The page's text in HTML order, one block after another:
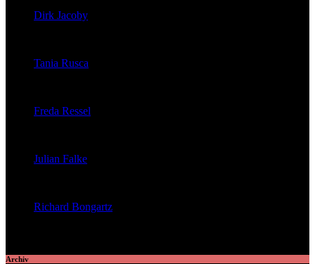
Dirk Jacoby
Tania Rusca
Freda Ressel
Julian Falke
Richard Bongartz
Archiv